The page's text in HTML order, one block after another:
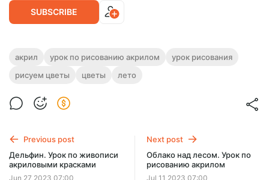
SUBSCRIBE
Тюльпаны. Урок по рисованию акрилом
На этом уроке нарисуем тюльпаны акриловыми красками.
Level required:
акрил урок по рисованию акрилом
урок рисования
рисуем цветы
цветы лето
Previous post
Дельфин. Урок по живописи
акриловыми красками
Jun 27 2023 07:00
Next post
Облако над лесом. Урок по
рисованию акрилом
Jul 11 2023 07:00